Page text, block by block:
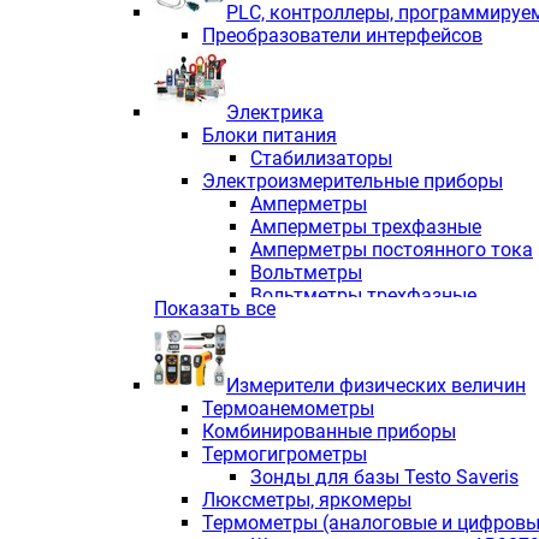
PLС, контроллеры,
Преобразователи интерфейсов
Электрика
Блоки питания
Стабилизаторы
Электроизмерительные приборы
Амперметры
Амперметры трехфазные
Амперметры постоянного тока
Вольтметры
Вольтметры трехфазные
Вольтметры постоянного тока
Индикаторы аналоговых
Измерители COS F
Комбинированные приборы
Комбинированные приборы
Комбинированные приборы
Анализаторы качества
Анализаторы мощности
Показать все
Измерители физических величин
Термоанемометры
Комбинированные приборы
Термогигрометры
Зонды для базы Testo Saveris
Люксметры, яркомеры
Термометры (аналоговые и